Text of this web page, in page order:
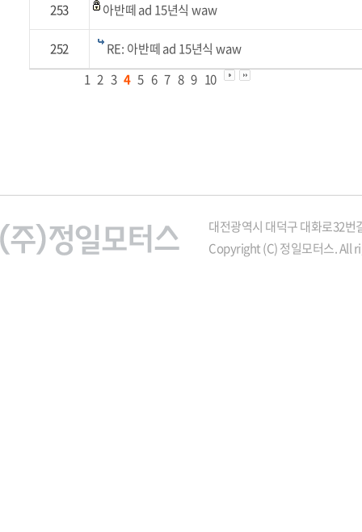
253 아반떼 ad 15년식 waw
252
RE: 아반떼 ad 15년식 waw
1 2 3 4 5 6 7 8 9 10
대전광역시 대덕구 대화로32번
Copyright (C) 정일모터스. All